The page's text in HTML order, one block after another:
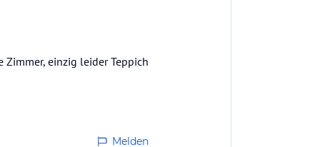
Zimmer, einzig leider Teppich
Melden